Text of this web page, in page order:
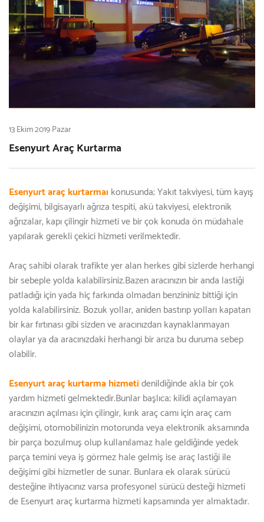
13 Ekim 2019 Pazar
Esenyurt Araç Kurtarma
Esenyurt araç kurtarmaı konusunda; Yakıt takviyesi, tüm kayış
değişimi, bilgisayarlı ağrıza tespiti, akü takviyesi, elektronik
ağrızalar, kapı çilingir hizmeti ve bir çok konuda ön müdahale
yapılarak gerekli çekici hizmeti verilmektedir.
Araç sahibi olarak trafikte yer alan herkes gibi sizlerde herhangi
bir sebeple yolda kalabilirsiniz.Bazen aracınızın bir anda lastiği
patladığı için yada hiç farkında olmadan benzininiz bittiği için
yolda kalabilirsiniz. Bozuk yollar, aniden bastırıp yolları kapatan
bir kar fırtınası gibi sizden ve aracınızdan kaynaklanmayan
olaylar ya da aracınızdaki herhangi bir arıza bu duruma sebep
olabilir.
Esenyurt araç kurtarma hizmetidenildiğinde akla bir çok
yardım hizmeti gelmektedir.Bunlar başlıca; kilidi açılamayan
aracınızın açılması için çilingir, kırık araç camı için araç cam
değişimi, otomobilinizin motorunda veya elektronik aksamında
bir parça bozulmuş olup kullanılamaz hale geldiğinde yedek
parça temini veya iş görmez hale gelmiş ise araç lastiği ile
değişimi gibi hizmetler de sunar. Bunlara ek olarak sürücü
desteğine ihtiyacınız varsa profesyonel sürücü desteği hizmeti
de Esenyurt araç kurtarma hizmeti kapsamında yer almaktadır.